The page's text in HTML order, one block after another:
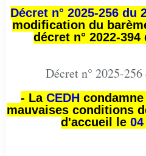
Décret n° 2025-256 du
modification du
décret n° 2022-
Décret n° 2025-
- La CEDH
mauvaises conditions
d'accueil le